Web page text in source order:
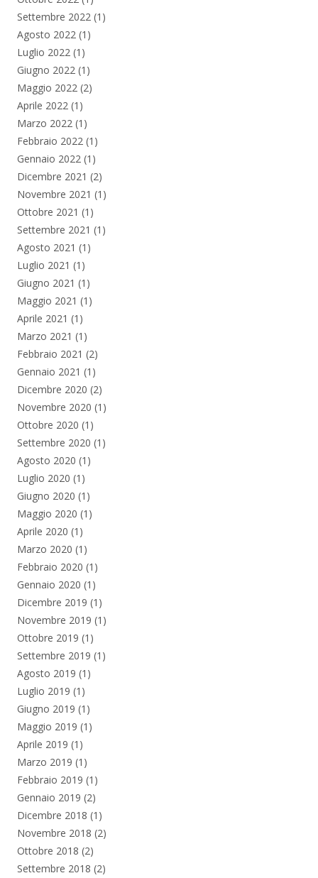
Settembre 2022 (1)
Agosto 2022 (1)
Luglio 2022 (1)
Giugno 2022 (1)
Maggio 2022 (2)
Aprile 2022 (1)
Marzo 2022 (1)
Febbraio 2022 (1)
Gennaio 2022 (1)
Dicembre 2021 (2)
Novembre 2021 (1)
Ottobre 2021 (1)
Settembre 2021 (1)
Agosto 2021 (1)
Luglio 2021 (1)
Giugno 2021 (1)
Maggio 2021 (1)
Aprile 2021 (1)
Marzo 2021 (1)
Febbraio 2021 (2)
Gennaio 2021 (1)
Dicembre 2020 (2)
Novembre 2020 (1)
Ottobre 2020 (1)
Settembre 2020 (1)
Agosto 2020 (1)
Luglio 2020 (1)
Giugno 2020 (1)
Maggio 2020 (1)
Aprile 2020 (1)
Marzo 2020 (1)
Febbraio 2020 (1)
Gennaio 2020 (1)
Dicembre 2019 (1)
Novembre 2019 (1)
Ottobre 2019 (1)
Settembre 2019 (1)
Agosto 2019 (1)
Luglio 2019 (1)
Giugno 2019 (1)
Maggio 2019 (1)
Aprile 2019 (1)
Marzo 2019 (1)
Febbraio 2019 (1)
Gennaio 2019 (2)
Dicembre 2018 (1)
Novembre 2018 (2)
Ottobre 2018 (2)
Settembre 2018 (2)